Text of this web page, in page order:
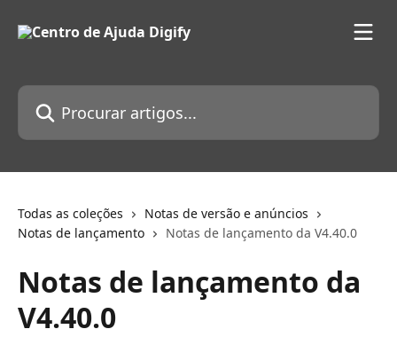
Procurar artigos...
Todas as coleções
Notas de versão e anúncios
Notas de lançamento
Notas de lançamento da V4.40.0
Notas de lançamento da
V4.40.0